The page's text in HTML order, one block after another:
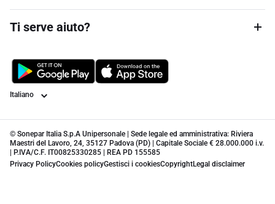
Ti serve aiuto?
Lingua
© Sonepar Italia S.p.A Unipersonale | Sede legale ed amministrativa: Riviera
Maestri del Lavoro, 24, 35127 Padova (PD) | Capitale Sociale € 28.000.000 i.v.
| P.IVA/C.F. IT00825330285 | REA PD 155585
Privacy PolicyCookies policyGestisci i cookiesCopyrightLegal disclaimer